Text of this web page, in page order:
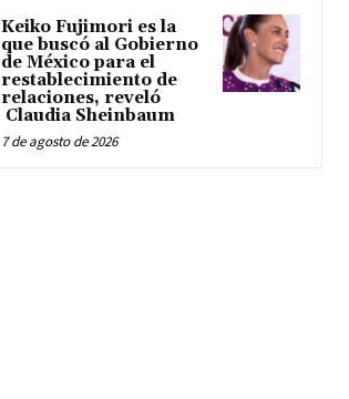
Keiko Fujimori es la
que buscó al Gobierno
de México para el
restablecimiento de
relaciones, reveló
Claudia Sheinbaum
7 de agosto de 2026